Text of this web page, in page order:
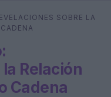
⌕ ×
SOBRE LA
Relación
Cadena